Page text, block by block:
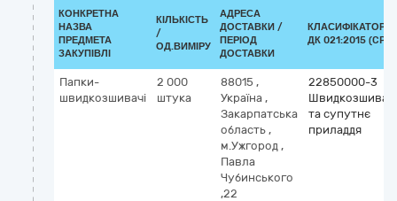
КОНКРЕТНА
НАЗВА
ПРЕДМЕТА
ЗАКУПІВЛІ
КІЛЬКІСТЬ
/
ОД.ВИМІРУ
АДРЕСА
ДОСТАВКИ /
ПЕРІОД
ДОСТАВКИ
КЛАСИФІКАТОР
ДК 021:2015 (CPV)
Папки-
швидкозшивачі
2 000
штука
88015 ,
Україна ,
Закарпатська
область ,
м.Ужгород ,
Павла
Чубинського
,22
22850000-3
Швидкозшивачі
та супутнє
приладдя